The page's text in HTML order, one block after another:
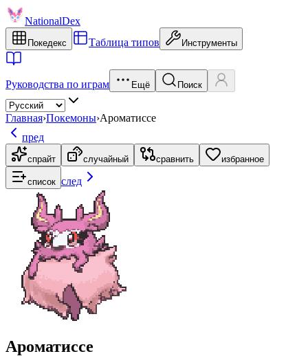
NationalDex
Покедекс Таблица типов Инструменты
Руководства по играм Ещё Поиск
Главная›Покемоны›Ароматиссе
пред
спрайт случайный сравнить избранное
список след
Ароматиссе